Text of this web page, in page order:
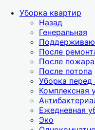
Уборка квартир
Назад
Генеральная
После
После пожара
После потопа
Уборка
Комплексная
Ежедневная
Эко